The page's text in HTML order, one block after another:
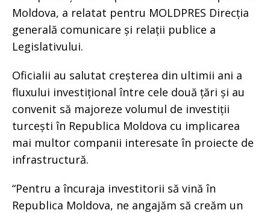
Moldova, a relatat pentru MOLDPRES Direcția
generală comunicare și relații publice a
Legislativului.
Oficialii au salutat creșterea din ultimii ani a
fluxului investițional între cele două țări și au
convenit să majoreze volumul de investiții
turcești în Republica Moldova cu implicarea
mai multor companii interesate în proiecte de
infrastructură.
“Pentru a încuraja investitorii să vină în
Republica Moldova, ne angajăm să creăm un